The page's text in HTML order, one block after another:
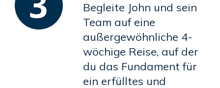
Begleite John und sein
Team auf eine
außergewöhnliche 4-
wöchige Reise, auf der
du das Fundament für
ein erfülltes und